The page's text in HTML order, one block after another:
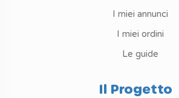
I miei annunci
I miei ordini
Le guide
Il Progetto